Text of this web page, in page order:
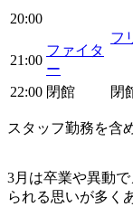
フ
20:00
21:00
ファイタ
ー
22:00 閉館 閉
スタッフ勤務を含
3月は卒業や異動
られる思いが多く